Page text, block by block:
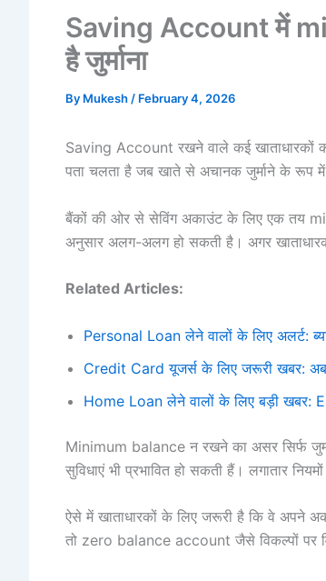
Saving Account में
है जुर्माना
By Mukesh / February 4, 2026
Saving Account रखने वाले कई खाताधारकों
पता चलता है जब खाते से अचानक जुर्माने के रूप
बैंकों की ओर से सेविंग अकाउंट के लिए एक तय
अनुसार अलग-अलग हो सकती है। अगर
Related Articles:
Personal Loan लेने वालों के लिए अलर्ट:
Credit Card यूजर्स के लिए जरूरी खबर: अब
Home Loan लेने वालों के लिए बड़ी खबर:
Minimum balance न रखने का असर सिर्फ
सुविधाएं भी प्रभावित हो सकती हैं। लगातार
ऐसे में खाताधारकों के लिए जरूरी है कि वे अपने
तो zero balance account जैसे विकल्पों पर